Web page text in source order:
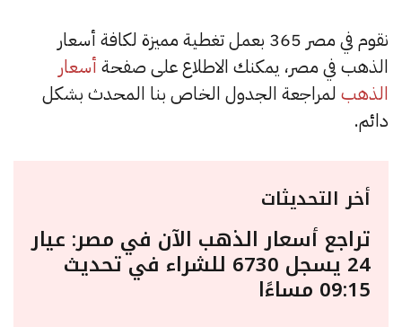
نقوم في مصر 365 بعمل تغطية مميزة لكافة أسعار
الذهب في مصر، يمكنك الاطلاع على صفحة أسعار
الذهب لمراجعة الجدول الخاص بنا المحدث بشكل
دائم.
أخر التحديثات
تراجع أسعار الذهب الآن في مصر: عيار
24 يسجل 6730 للشراء في تحديث
09:15 مساءًا